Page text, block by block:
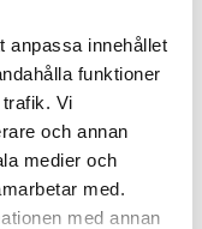
anpassa innehållet
funktioner
Vi
och annan
medier och
med.
med annan